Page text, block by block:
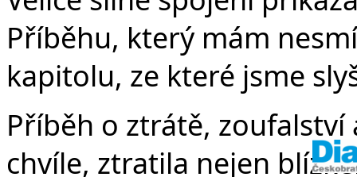
Příběhu, který mám
kapitolu, ze které jsme
Příběh o ztrátě,
chvíle, ztratila nejen